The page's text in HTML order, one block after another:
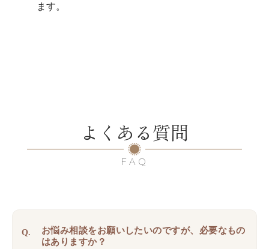
ます。
よくある質問
FAQ
Q.
お悩み相談をお願いしたいのですが、必要なもの
はありますか？